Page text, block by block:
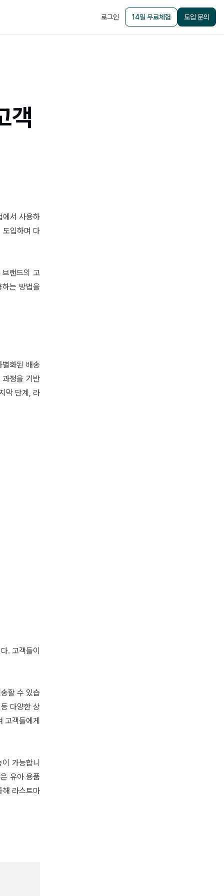
로그인 14일 무료체험 도입 문의
객
에서 사용하
도입하며 다
랜드의 고
는 방법을
화된 배송
과정을 기반
막 단계, 라
. 고객들이
할 수 있습
다양한 상
고객들에게
가능합니
유아 용품
해 라스트마